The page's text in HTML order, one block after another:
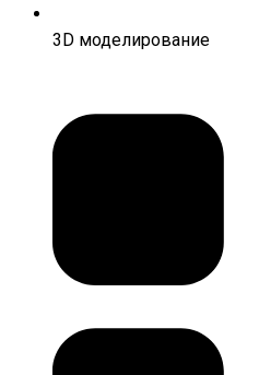
3D моделирование